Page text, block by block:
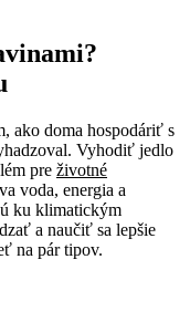
ako doma hospodáriť s
Vyhodiť jedlo
pre životné
voda, energia a
ku klimatickým
a naučiť sa lepšie
na pár tipov.